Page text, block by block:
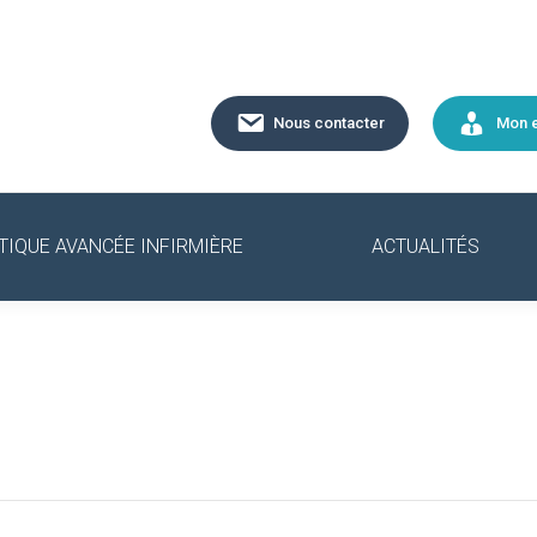
Nous contacter Mon
AVANCÉE INFIRMIÈRE ACTUALITÉS